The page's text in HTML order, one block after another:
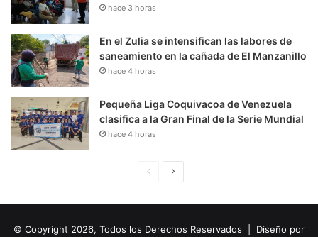
hace 3 horas
En el Zulia se intensifican las labores de
saneamiento en la cañada de El Manzanillo
hace 4 horas
Pequeña Liga Coquivacoa de Venezuela
clasifica a la Gran Final de la Serie Mundial
hace 4 horas
i
u
© Copyright 2026, Todos los Derechos Reservados | Diseño por